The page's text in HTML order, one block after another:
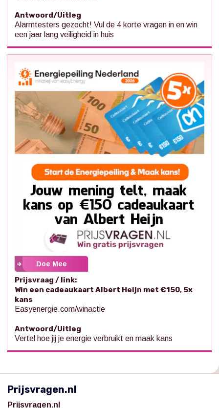
Antwoord/Uitleg
Alarmtesters gezocht! Vul de 4 korte vragen in en win
een jaar lang veiligheid in huis
Doe Mee
Prijsvraag / link:
Win een cadeaukaart Albert Heijn met €150, 5x
kans
Easyenergie.com/winactie
Antwoord/Uitleg
Vertel hoe jij je energie verbruikt en maak kans
Prijsvragen.nl
Prijsvragen.nl